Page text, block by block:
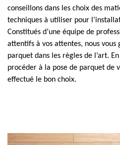
conseillons dans les choix des
techniques à utiliser pour
Constitués d’une équipe de
attentifs à vos attentes, nous vous
parquet dans les règles de l’art.
procéder à la pose de parquet de
effectué le bon choix.